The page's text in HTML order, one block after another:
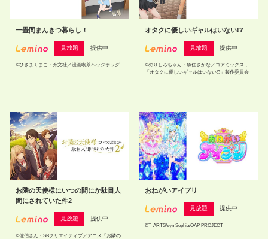
一畳間まんきつ暮らし！
見放題 提供中
©ひさまくまこ・芳文社／漫画喫茶ヘッジホッグ
オタクに優しいギャルはいない!?
見放題 提供中
©のりしろちゃん・魚住さかな／コアミックス，
「オタクに優しいギャルはいない!?」製作委員会
お隣の天使様にいつの間にか駄目人
間にされていた件2
見放題 提供中
©佐伯さん・SBクリエイティブ／アニメ「お隣の
おねがいアイプリ
見放題 提供中
©T-ARTS/syn Sophia/OAP PROJECT